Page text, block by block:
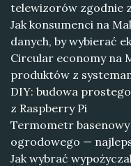
telewizorów zgodnie
Jak konsumenci na
danych, by wybierać
Circular economy na
produktów z
DIY: budowa
z Raspberry Pi
Termometr basenowy
ogrodowego —
Jak wybrać